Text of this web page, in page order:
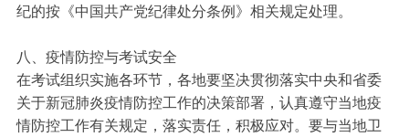
纪的按《中国共产党纪律处分条例》相关规定处理。
八、疫情防控与考试安全
在考试组织实施各环节，各地要坚决贯彻落实中央和省委
关于新冠肺炎疫情防控工作的决策部署，认真遵守当地疫
情防控工作有关规定，落实责任，积极应对。要与当地卫